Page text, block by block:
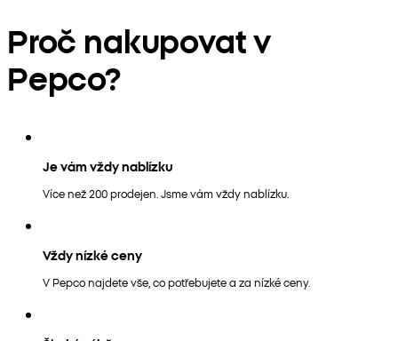
Proč nakupovat v
Pepco?
Je vám vždy nablízku
Více než 200 prodejen. Jsme vám vždy nablízku.
Vždy nízké ceny
V Pepco najdete vše, co potřebujete a za nízké ceny.